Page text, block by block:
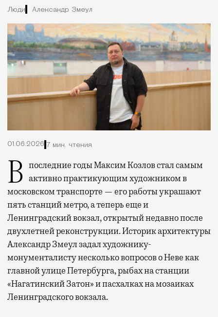
Люди Александр Змеул
01.06.2026 7 мин. чтения
В последние годы Максим Козлов стал самым активно практикующим художником в
московском транспорте — его работы украшают
пять станций метро, а теперь еще и
Ленинградский вокзал, открытый недавно после
двухлетней реконструкции. Историк архитектуры
Александр Змеул задал художнику-
монументалисту несколько вопросов о Неве как
главной улице Петербурга, рыбах на станции
«Нагатинский Затон» и пасхалках на мозаиках
Ленинградского вокзала.